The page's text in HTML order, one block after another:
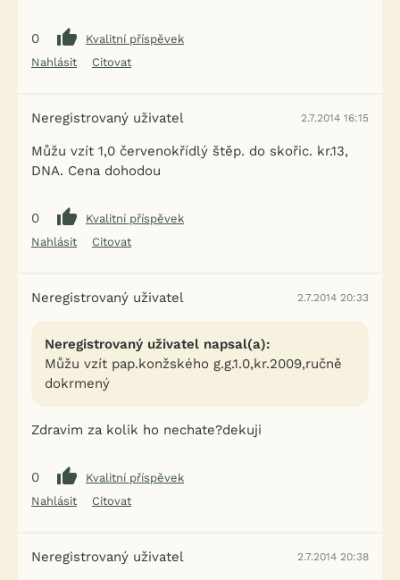
0
Kvalitní příspěvek
Nahlásit
Citovat
Neregistrovaný uživatel 2.7.2014 16:15
Můžu vzít 1,0 červenokřídlý štěp. do skořic. kr.13,
DNA. Cena dohodou
0
Kvalitní příspěvek
Nahlásit
Citovat
Neregistrovaný uživatel 2.7.2014 20:33
Neregistrovaný uživatel napsal(a):
Můžu vzít pap.konžského g.g.1.0,kr.2009,ručně
dokrmený
Zdravim za kolik ho nechate?dekuji
0
Kvalitní příspěvek
Nahlásit
Citovat
Neregistrovaný uživatel 2.7.2014 20:38